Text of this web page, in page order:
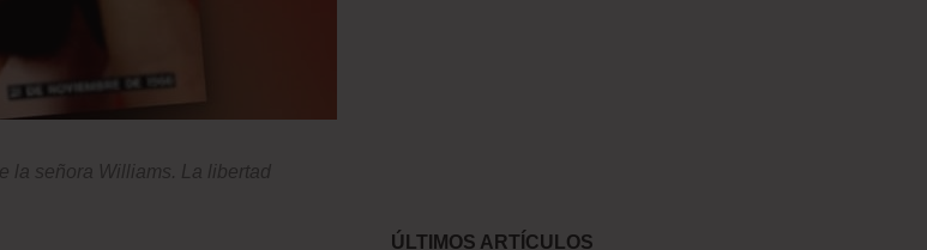
la señora Williams. La libertad
ÚLTIMOS ARTÍCULOS